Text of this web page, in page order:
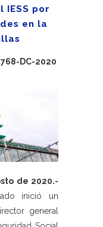
IESS por
en la
768-DC-2020
de 2020.-
inició un
general